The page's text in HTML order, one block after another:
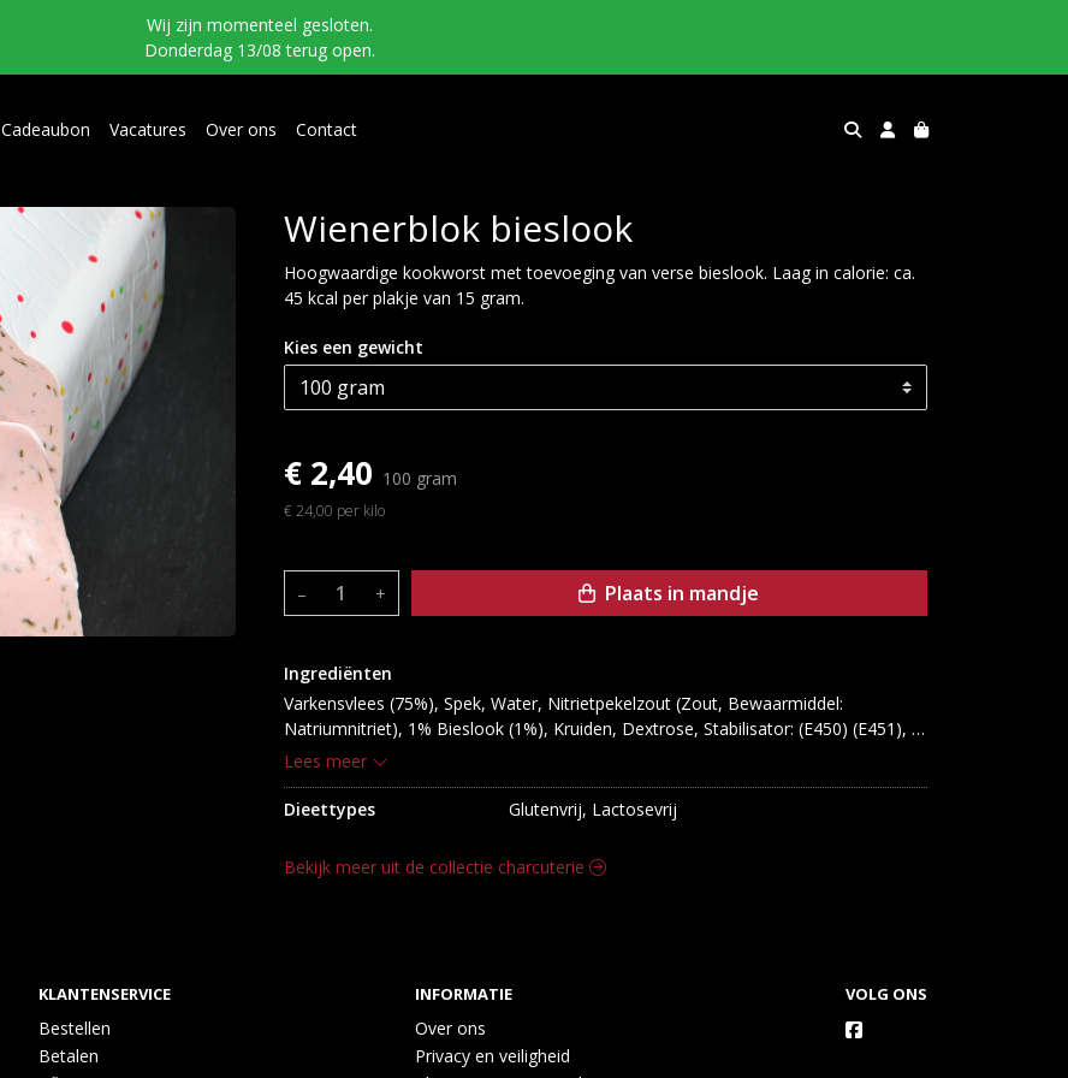
Wij zijn momenteel gesloten.
Donderdag 13/08 terug open.
Cadeaubon Vacatures Over ons Contact
Wienerblok bieslook
Hoogwaardige kookworst met toevoeging van verse bieslook. Laag in calorie: ca.
45 kcal per plakje van 15 gram.
Kies een gewicht
€ 2,40 100 gram
€ 24,00 per kilo
– + Plaats in mandje
Ingrediënten
Varkensvlees (75%), Spek, Water, Nitrietpekelzout (Zout, Bewaarmiddel:
Natriumnitriet), 1% Bieslook (1%), Kruiden, Dextrose, Stabilisator: (E450) (E451),
Smaakversterker: (E621), Antioxydant: (E300), Kleurstof: (E120), Aroma,
Lees meer
Dieettypes Glutenvrij, Lactosevrij
Bekijk meer uit de collectie charcuterie
KLANTENSERVICE
Bestellen
Betalen
INFORMATIE
Over ons
Privacy en veiligheid
VOLG ONS